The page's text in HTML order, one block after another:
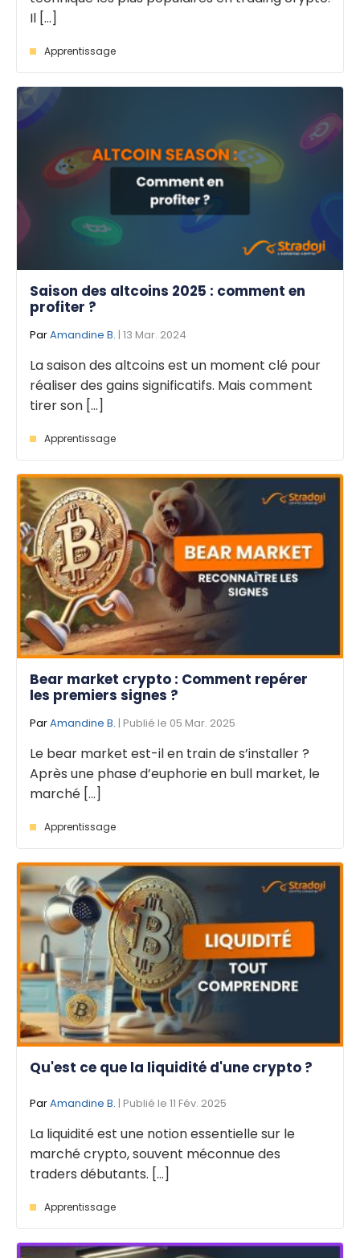
Il [...]
Apprentissage
Saison des altcoins 2025 : comment en
profiter ?
ParAmandine B. | 13 Mar. 2024
La saison des altcoins est un moment clé pour
réaliser des gains significatifs. Mais comment
tirer son [...]
Apprentissage
Bear market crypto : Comment repérer
les premiers signes ?
ParAmandine B. | Publié le 05 Mar. 2025
Le bear market est-il en train de s’installer ?
Après une phase d’euphorie en bull market, le
marché [...]
Apprentissage
Qu'est ce que la liquidité d'une crypto ?
ParAmandine B. | Publié le 11 Fév. 2025
La liquidité est une notion essentielle sur le
marché crypto, souvent méconnue des
traders débutants. [...]
Apprentissage